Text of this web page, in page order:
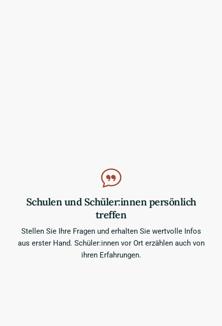
Schulen und Schüler:innen persönlich
treffen
Stellen Sie Ihre Fragen und erhalten Sie wertvolle Infos
aus erster Hand. Schüler:innen vor Ort erzählen auch von
ihren Erfahrungen.